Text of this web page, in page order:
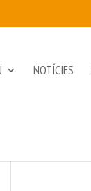
NOTÍCIES